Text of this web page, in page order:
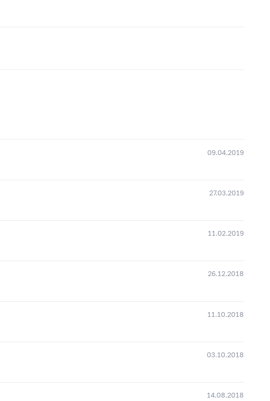
09.04.2019
27.03.2019
11.02.2019
26.12.2018
11.10.2018
03.10.2018
14.08.2018